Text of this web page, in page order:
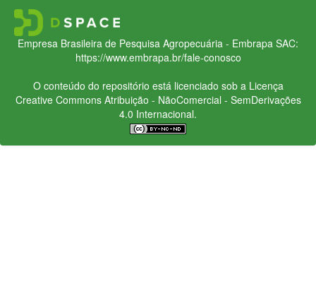
Empresa Brasileira de Pesquisa Agropecuária - Embrapa SAC:
https://www.embrapa.br/fale-conosco
O conteúdo do repositório está licenciado sob a Licença
Creative CommonsAtribuição - NãoComercial - SemDerivações
4.0 Internacional.